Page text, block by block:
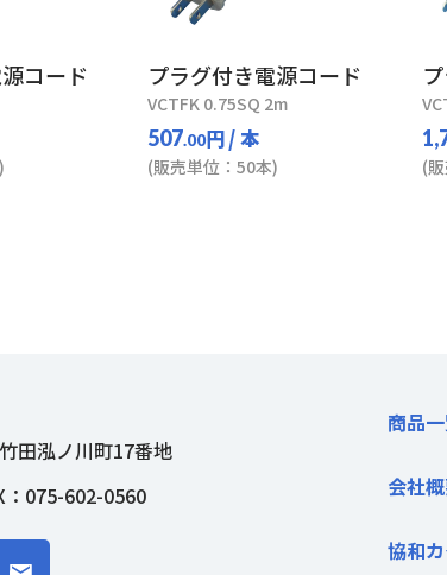
コード プラグ付き電源コード
VCTFK 0.75SQ 2m
507.00円/ 本
(販売単位：50本) (
田泓ノ川町17番地
075-602-0560
商品
会社
協和